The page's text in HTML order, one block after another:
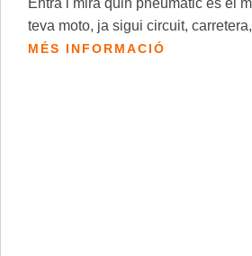
teva moto, ja sigui circuit,
MÉS INFORMACIÓ